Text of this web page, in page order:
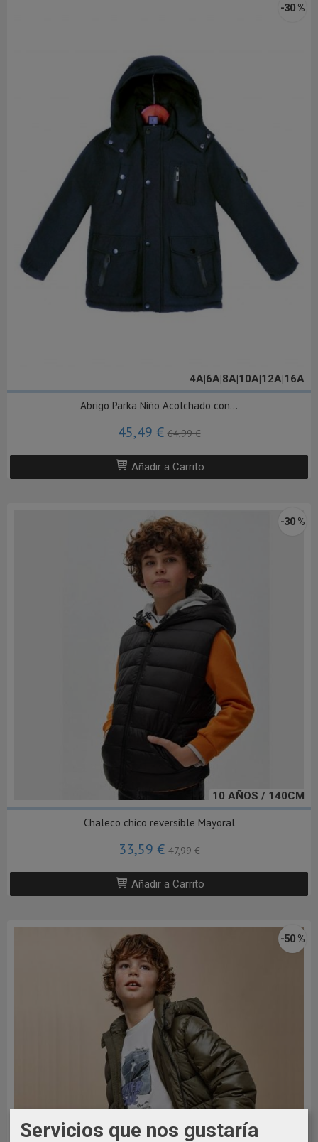
4A|6A|8A|10A|12A|16A
-30 %
Abrigo Parka Niño Acolchado con...
45,49 €64,99 €
Añadir a Carrito
10 AÑOS / 140CM
-30 %
Chaleco chico reversible Mayoral
33,59 €47,99 €
Añadir a Carrito
-50 %
Servicios que nos gustaría